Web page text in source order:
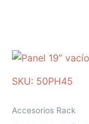
SKU: 50PH45
Accesorios Rack